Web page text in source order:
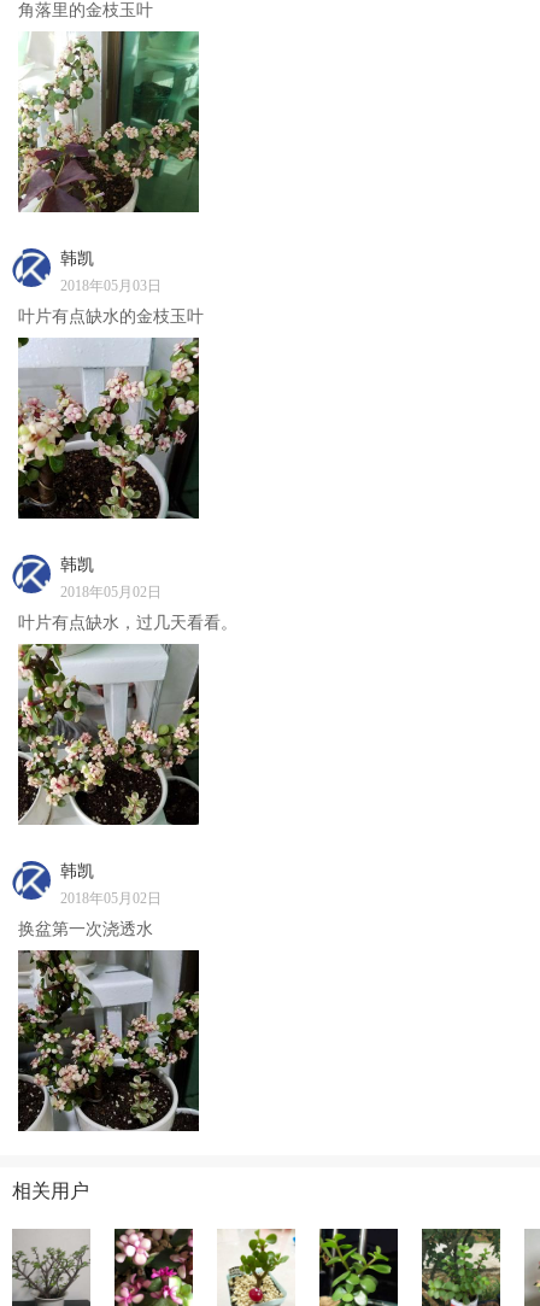
角落里的金枝玉叶
韩凯
2018年05月03日
叶片有点缺水的金枝玉叶
韩凯
2018年05月02日
叶片有点缺水，过几天看看。
韩凯
2018年05月02日
换盆第一次浇透水
相关用户